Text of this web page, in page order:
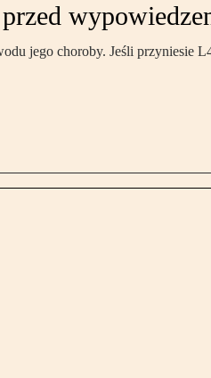
jego choroby. Jeśli przyniesie